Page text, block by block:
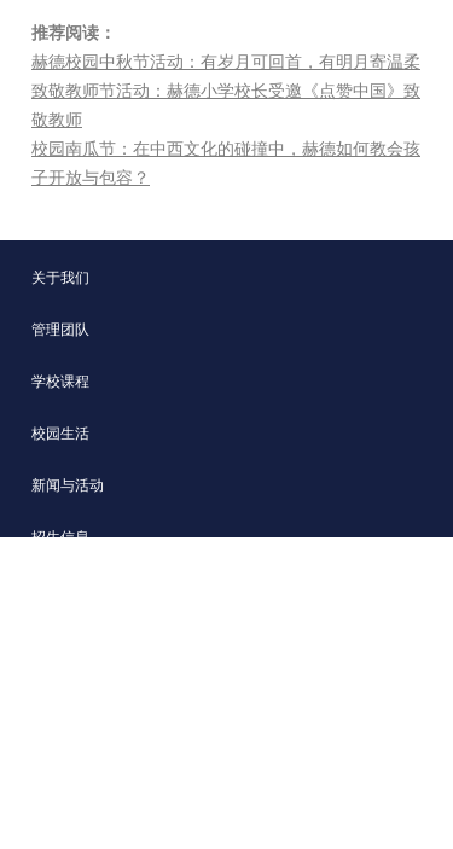
推荐阅读：
赫德校园中秋节活动：有岁月可回首，有明月寄温柔
致敬教师节活动：赫德小学校长受邀《点赞中国》致
敬教师
校园南瓜节：在中西文化的碰撞中，赫德如何教会孩
子开放与包容？
关于我们
管理团队
学校课程
校园生活
新闻与活动
招生信息